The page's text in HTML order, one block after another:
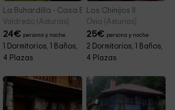
La Buhardilla - Casa Bego
Valdredo (Asturias)
24€ persona y noche
1 Dormitorios, 1 Baños,
4 Plazas
Los Chinijos II
Ovio (Asturias)
25€ persona y noche
2 Dormitorios, 1 Baños,
4 Plazas